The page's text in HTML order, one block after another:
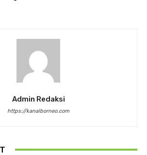
Admin Redaksi
https://kanalborneo.com